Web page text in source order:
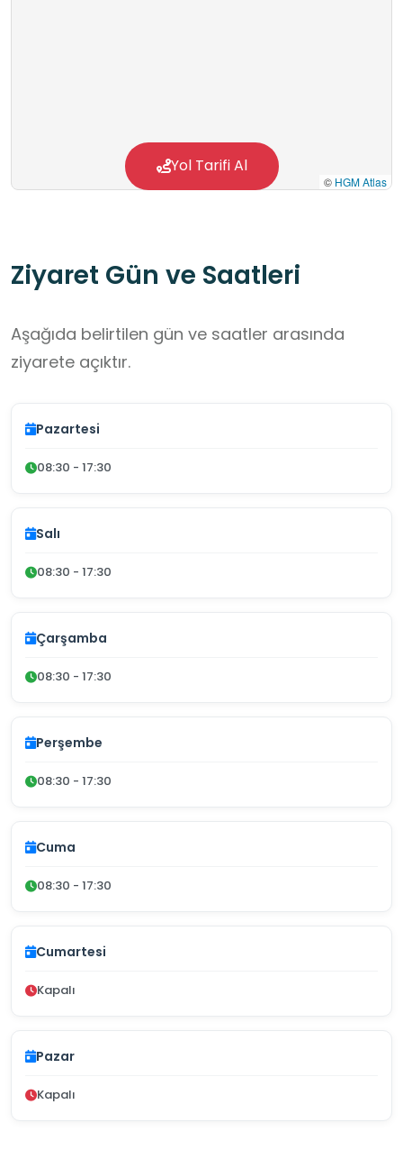
© HGM Atlas
Yol Tarifi Al
Ziyaret Gün ve Saatleri
Aşağıda belirtilen gün ve saatler arasında
ziyarete açıktır.
Pazartesi
08:30 - 17:30
Salı
08:30 - 17:30
Çarşamba
08:30 - 17:30
Perşembe
08:30 - 17:30
Cuma
08:30 - 17:30
Cumartesi
Kapalı
Pazar
Kapalı